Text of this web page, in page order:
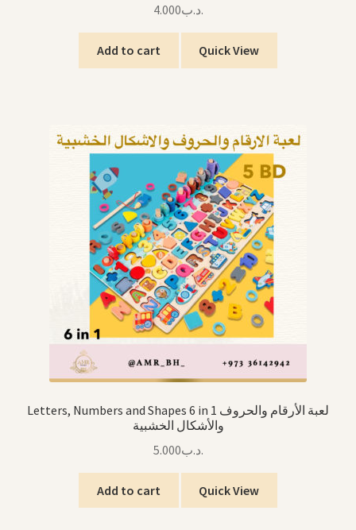
.د.ب4.000
Add to cart Quick View
Letters, Numbers and Shapes 6 in 1 لعبة الأرقام والحروف
والأشكال الخشبية
.د.ب5.000
Add to cart Quick View